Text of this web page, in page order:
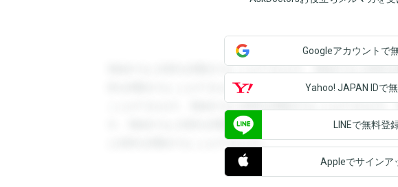
登録すると回答を閲覧することができます。登録すると回答
答を閲覧することができます。登録すると回答を閲覧するこ
ことができます。登録すると回答を閲覧することができます
す。登録すると回答を閲覧することができます。登録すると
と回答を閲覧することができます。
Googleアカウントで
Yahoo! JAPAN IDで
LINEで無料登
Appleでサインア